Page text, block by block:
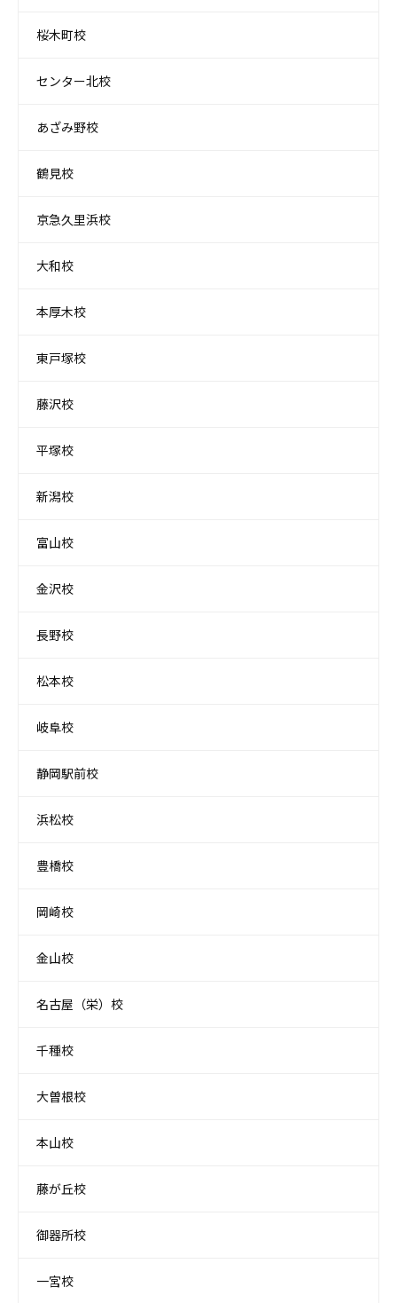
桜木町校
センター北校
あざみ野校
鶴見校
京急久里浜校
大和校
本厚木校
東戸塚校
藤沢校
平塚校
新潟校
富山校
金沢校
長野校
松本校
岐阜校
静岡駅前校
浜松校
豊橋校
岡崎校
金山校
名古屋（栄）校
千種校
大曽根校
本山校
藤が丘校
御器所校
一宮校